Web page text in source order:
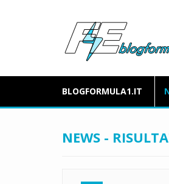
BLOGFORMULA1.IT
NEWS -